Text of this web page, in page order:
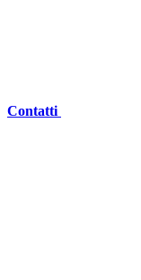
Contatti